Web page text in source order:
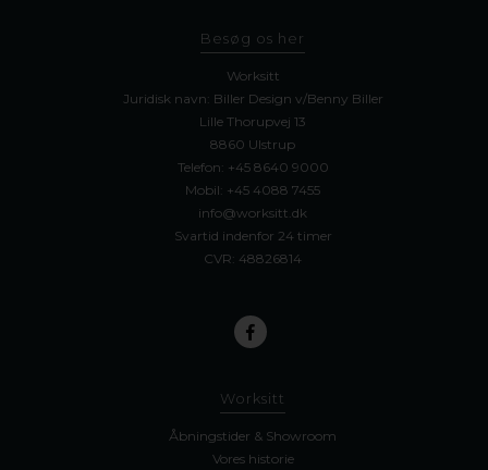
Besøg os her
Worksitt
Juridisk navn: Biller Design v/Benny Biller
Lille Thorupvej 13
8860 Ulstrup
Telefon: +45 8640 9000
Mobil: +45 4088 7455
info@worksitt.dk
Svartid indenfor 24 timer
CVR: 48826814
Worksitt
Åbningstider & Showroom
Vores historie